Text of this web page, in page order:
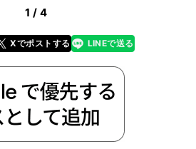
1 / 4
Xでポストする
line LINEで送る